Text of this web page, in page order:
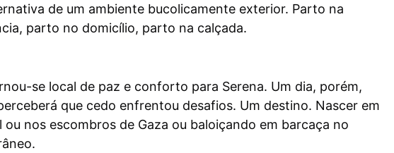
de um ambiente bucolicamente exterior. Parto na
parto no domicílio, parto na calçada.
se local de paz e conforto para Serena. Um dia, porém,
que cedo enfrentou desafios. Um destino. Nascer em
ou nos escombros de Gaza ou baloiçando em barcaça no